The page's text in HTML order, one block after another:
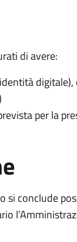
di avere:
per la
conclude